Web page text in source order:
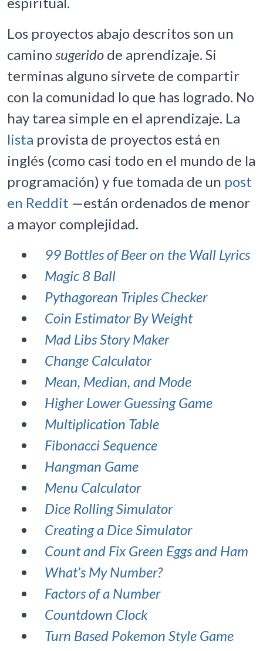
Los proyectos abajo descritos son un
caminosugerido de aprendizaje. Si
terminas alguno sirvete de compartir
con la comunidad lo que has logrado. No
hay tarea simple en el aprendizaje. La
lista provista de proyectos está en
inglés (como casi todo en el mundo de la
programación) y fue tomada de un post
en Reddit —están ordenados de menor
a mayor complejidad.
99 Bottles of Beer on the Wall Lyrics
Magic 8 Ball
Pythagorean Triples Checker
Coin Estimator By Weight
Mad Libs Story Maker
Change Calculator
Mean, Median, and Mode
Higher Lower Guessing Game
Multiplication Table
Fibonacci Sequence
Hangman Game
Menu Calculator
Dice Rolling Simulator
Creating a Dice Simulator
Count and Fix Green Eggs and Ham
What’s My Number?
Factors of a Number
Countdown Clock
Turn Based Pokemon Style Game